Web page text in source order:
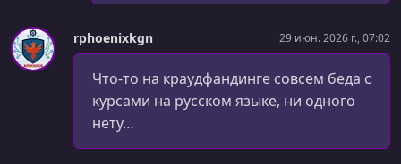
rphoenixkgn 29 июн. 2026 г., 07:02
Что-то на краудфандинге совсем беда с
курсами на русском языке, ни одного
нету…